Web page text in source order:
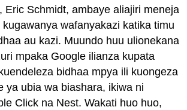
Eric Schmidt, ambaye aliajiri meneja
wafanyakazi katika timu
au kazi. Muundo huu ulionekana
mpaka Google ilianza kupata
bidhaa mpya ili kuongeza
ya ubia wa biashara, ikiwa ni
Click na Nest. Wakati huo huo,